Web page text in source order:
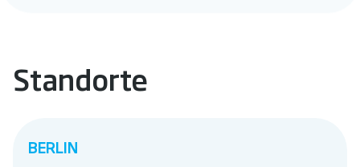
Standorte
BERLIN